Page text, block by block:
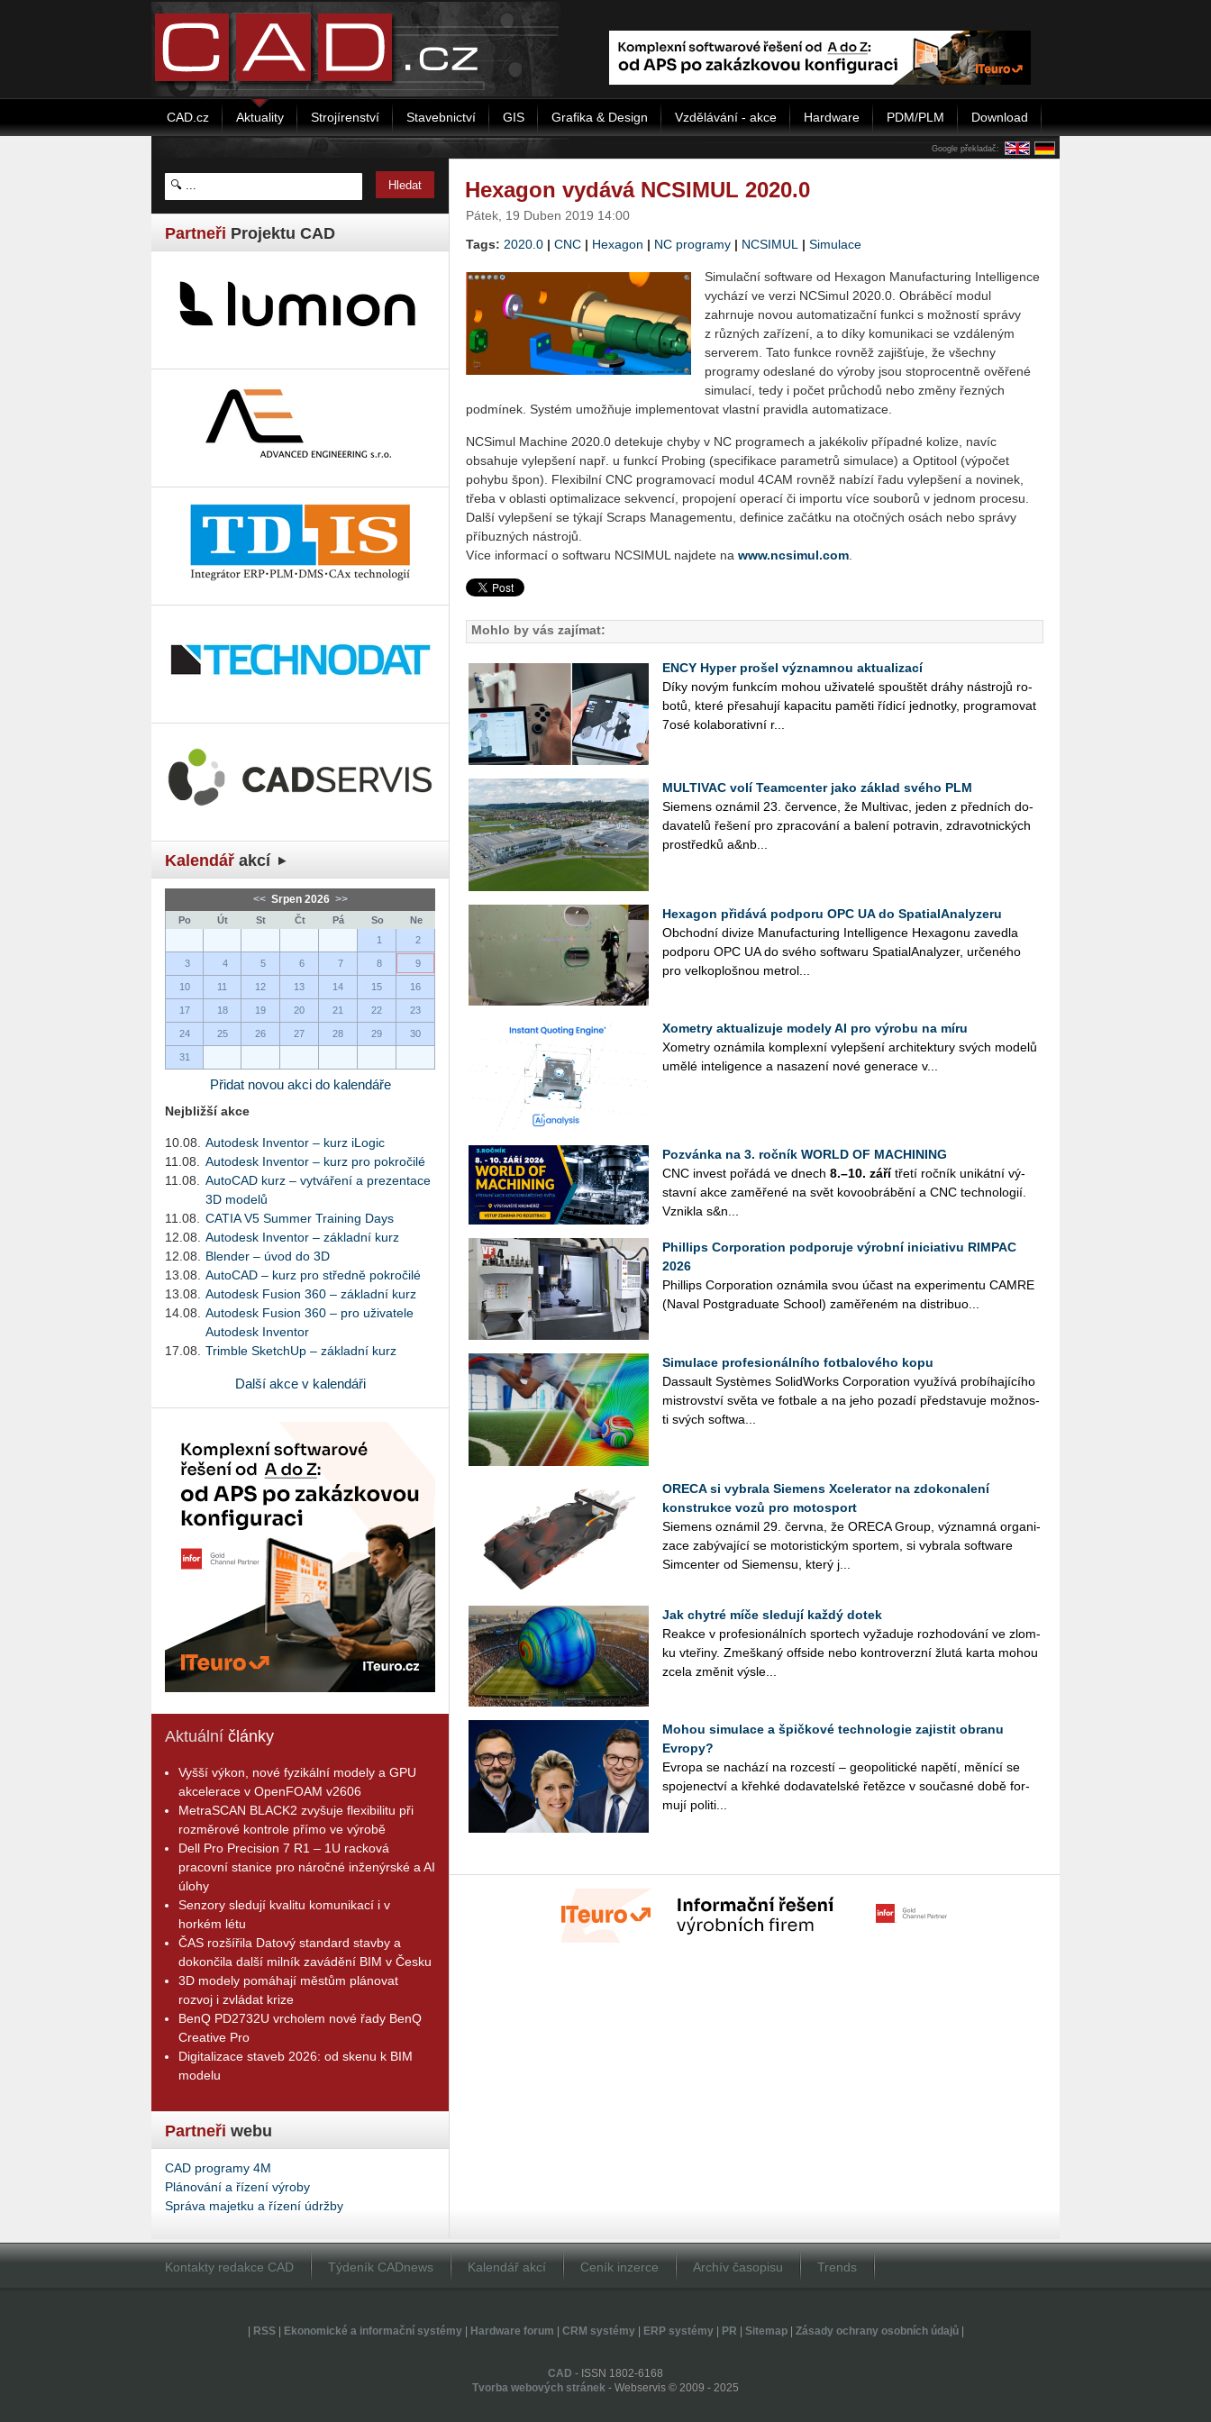
CAD.cz Aktuality Strojírenství Stavebnictví GIS Grafika & Design Vzdělávání - akce Hardware PDM/PLM Download
Google překladač:
Partneři Projektu CAD
Kalendář akcí
<< Srpen 2026 >>
Po Út St Čt Pá So
Ne
1
2
3 4 5 6 7 8 9
10 11 12 13 14 15 16
17 18 19 20 21 22 23
24 25 26 27 28 29 30
31
Přidat novou akci do kalendáře
Nejbližší akce
10.08.
Autodesk Inventor – kurz iLogic
11.08.
Autodesk Inventor – kurz pro pokročilé
11.08.
AutoCAD kurz – vytváření a prezentace
3D modelů
11.08.
CATIA V5 Summer Training Days
12.08.
Autodesk Inventor – základní kurz
12.08.
Blender – úvod do 3D
13.08.
AutoCAD – kurz pro středně pokročilé
13.08.
Autodesk Fusion 360 – základní kurz
14.08.
Autodesk Fusion 360 – pro uživatele
Autodesk Inventor
17.08.
Trimble SketchUp – základní kurz
Další akce v kalendáři
Aktuální články
Vyšší výkon, nové fyzikální modely a GPU
akcelerace v OpenFOAM v2606
MetraSCAN BLACK2 zvyšuje flexibilitu při
rozměrové kontrole přímo ve výrobě
Dell Pro Precision 7 R1 – 1U racková
pracovní stanice pro náročné inženýrské a AI
úlohy
Senzory sledují kvalitu komunikací i v
horkém létu
ČAS rozšířila Datový standard stavby a
dokončila další milník zavádění BIM v Česku
3D modely pomáhají městům plánovat
rozvoj i zvládat krize
BenQ PD2732U vrcholem nové řady BenQ
Creative Pro
Digitalizace staveb 2026: od skenu k BIM
modelu
Partneři webu
CAD programy 4M
Plánování a řízení výroby
Správa majetku a řízení údržby
Hexagon vydává NCSIMUL 2020.0
Pátek, 19 Duben 2019 14:00
Tags: 2020.0 | CNC | Hexagon | NC programy | NCSIMUL | Simulace
Simulační software od Hexagon Manufacturing Intelligence
vychází ve verzi NCSimul 2020.0. Obráběcí modul
zahrnuje novou au­to­ma­ti­za­č­ní funkci s možností správy
z různých zařízení, a to díky komunikaci se vzdáleným
serverem. Tato funkce rovněž zajišťuje, že všechny
programy odeslané do výroby jsou stoprocentně ověřené
simulací, tedy i počet průchodů nebo změny řezných
podmínek. Systém umožňuje implementovat vlastní pravidla automatizace.
NCSimul Machine 2020.0 detekuje chyby v NC programech a jakékoliv případné kolize, navíc
obsahuje vylepšení např. u funkcí Probing (specifikace parametrů simulace) a Optitool (výpočet
pohybu špon). Flexibilní CNC programovací modul 4CAM rovněž nabízí řadu vylepšení a novinek,
třeba v oblasti optimalizace sekvencí, propojení operací či importu více souborů v jednom procesu.
Další vylepšení se týkají Scraps Managementu, definice začátku na otočných osách nebo správy
příbuzných nástrojů.
Více informací o softwaru NCSIMUL najdete na www.ncsimul.com
Mohlo by vás zajímat:
ENCY Hyper prošel významnou aktualizací
Díky novým funk­cím mohou uži­va­te­lé spouš­tět dráhy ná­stro­jů ro­
bo­tů, které pře­sa­hu­jí ka­pa­ci­tu pa­mě­ti ří­di­cí jed­not­ky, pro­gra­mo­vat
7osé ko­la­bo­ra­tiv­ní r...
MULTIVAC volí Teamcenter jako základ svého PLM
Sie­mens ozná­mil 23. čer­ven­ce, že Mul­ti­vac, jeden z před­ních do­
da­va­te­lů ře­še­ní pro zpra­co­vá­ní a ba­le­ní po­tra­vin, zdra­vot­nic­kých
pro­střed­ků a&nb...
Hexagon přidává podporu OPC UA do SpatialAnalyzeru
Ob­chod­ní di­vi­ze Ma­nu­factu­ring In­tel­li­gen­ce He­xa­go­nu za­ved­la
pod­po­ru OPC UA do svého soft­wa­ru Spa­tia­l­A­na­ly­zer, ur­če­né­ho
pro vel­ko­ploš­nou me­t­ro­l...
Xometry aktualizuje modely AI pro výrobu na míru
Xo­me­t­ry ozná­mi­la kom­plex­ní vy­lep­še­ní ar­chi­tek­tu­ry svých mo­de­lů
umělé in­te­li­gen­ce a na­sa­ze­ní nové ge­ne­ra­ce v...
Pozvánka na 3. ročník WORLD OF MACHINING
CNC in­vest po­řá­dá ve dnech 8.–10. zářítřetí roč­ník uni­kát­ní vý­
stav­ní akce za­mě­ře­né na svět ko­vo­ob­rá­bě­ní a CNC tech­no­lo­gií.
Vznik­la s&n...
Phillips Corporation podporuje výrobní iniciativu RIMPAC
2026
Phil­lips Cor­po­rati­on ozná­mi­la svou účast na ex­pe­ri­men­tu CAMRE
(Naval Post­gra­dua­te Scho­ol) za­mě­ře­ném na dis­tri­bu­o­...
Simulace profesionálního fotbalového kopu
Das­sault Sys­tè­mes So­lid­Works Cor­po­rati­on vy­u­ží­vá pro­bí­ha­jí­cí­ho
mi­s­trov­ství světa ve fot­ba­le a na jeho po­za­dí před­sta­vu­je mož­nos­
ti svých soft­wa­...
ORECA si vybrala Siemens Xcelerator na zdokonalení
konstrukce vozů pro motosport
Sie­mens ozná­mil 29. červ­na, že ORE­CA Group, vý­znam­ná or­ga­ni­
za­ce za­bý­va­jí­cí se mo­to­ris­tic­kým spor­tem, si vy­bra­la soft­ware
Sim­cen­ter od Sie­men­su, který j...
Jak chytré míče sledují každý dotek
Re­ak­ce v pro­fe­si­o­nál­ních spor­tech vy­ža­du­je roz­ho­do­vá­ní ve zlom­
ku vte­ři­ny. Zmeš­ka­ný off­si­de nebo kon­tro­verz­ní žlutá karta mohou
zcela změ­nit vý­sle...
Mohou simulace a špičkové technologie zajistit obranu
Evropy?
Ev­ro­pa se na­chá­zí na roz­ces­tí – ge­o­po­li­tic­ké na­pě­tí, mě­ní­cí se
spo­je­nec­tví a křeh­ké do­da­va­tel­ské ře­těz­ce v sou­čas­né době for­
mu­jí po­li­ti­...
Kontakty redakce CAD Týdeník CADnews Kalendář akcí Ceník inzerce Archív časopisu Trends
RSS| Ekonomické a informační systémy| Hardware forum CRM systémy| ERP systémy| PR Sitemap| Zásady ochrany osobních údajů|
CAD - ISSN 1802-6168
Tvorba webových stránek - Webservis © 2009 - 2025